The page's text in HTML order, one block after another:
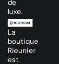
de
luxe.
La
boutique
Rieunier
est